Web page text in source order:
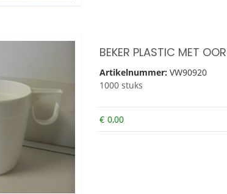
BEKER PLASTIC MET OOR
Artikelnummer: VW90920
1000 stuks
€ 0,00